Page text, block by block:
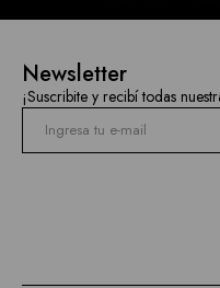
Newsletter
¡Suscribite y recibí todas